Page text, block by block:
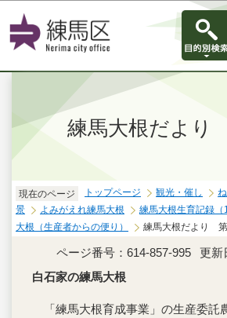
このページの本文へ
練馬大根だより
現在のページ トップページ 観光・催し
景
よみがえれ練馬大根 練馬大根生育記録（
大根（生産者からの便り）
練馬大根だより
ページ番号：614-857-995
更新
白石家の練馬大根
「練馬大根育成事業」の生産委託